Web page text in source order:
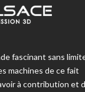
fascinant sans
machines de ce fait
à contribution et